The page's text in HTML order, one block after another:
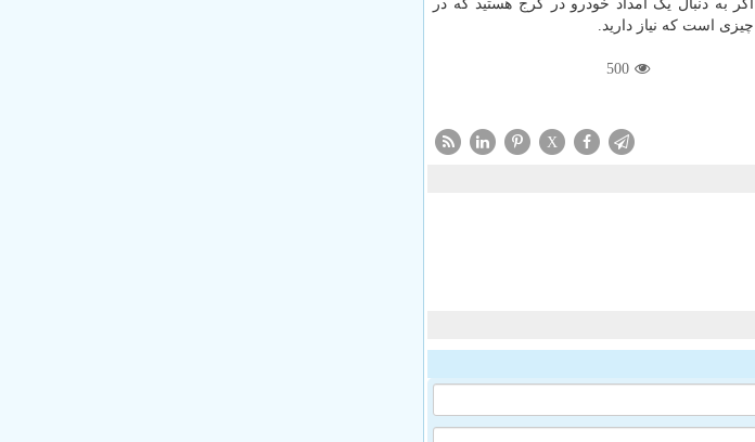
به دنبال یک امداد خودرو در کرج هستید که در
است که نیاز دارید.
500
X